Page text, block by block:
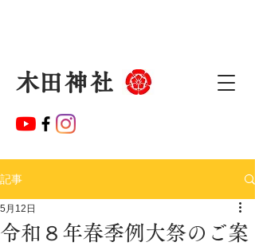
​木田神社
記事
令和８年春季例大祭のご案
5月12日